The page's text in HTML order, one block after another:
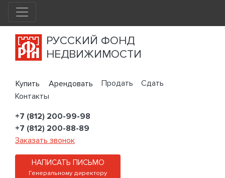
РУССКИЙ ФОНД
НЕДВИЖИМОСТИ
Купить Арендовать Продать
Сдать
Контакты
+7 (812) 200-99-98
+7 (812) 200-88-89
Заказать звонок
НАПИСАТЬ ПИСЬМО
Генеральному директору